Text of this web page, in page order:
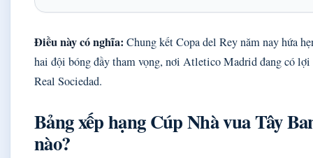
Điều này có nghĩa: Chung kết Copa del Rey năm nay hứa
hai đội bóng đầy tham vọng, nơi Atletico Madrid đang có
Real Sociedad.
Bảng xếp hạng Cúp Nhà vua Tây
nào?